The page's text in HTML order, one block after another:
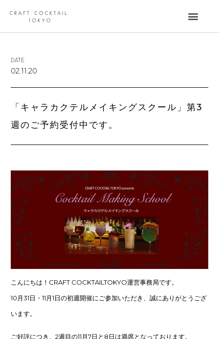
DATE
02.11.20
「キャラカクテルメイキングスクール」第3
週のご予約受付中です。
こんにちは！CRAFT COCKTAILTOKYO運営事務局です。
10月31日・11月1日の初週開催にご参加いただき、誠にありがとうござ
います。
ご好評につき、2週目の11月7日と8日は満席となっております。